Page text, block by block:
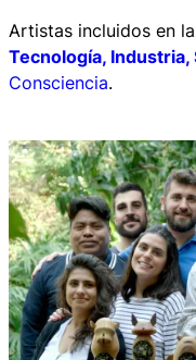
Artistas incluidos en
Tecnología, Industria,
Consciencia.